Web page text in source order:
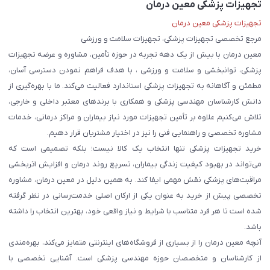
تجهیزات پزشکی معین درمان
تجهیزات پزشکی معین درمان
مرجع تخصصی تجهیزات پزشکی، تجهیزات سلامت و ورزشی
معین درمان با بیش از یک دهه تجربه در حوزه تأمین، مشاوره و عرضه تجهیزات
پزشکی، توانبخشی و سلامت و ورزشی ، با هدف فراهم نمودن دسترسی آسان،
مطمئن و آگاهانه به تجهیزات پزشکی استاندارد فعالیت می‌کند. ما با بهره‌گیری از
دانش کارشناسان مهندسی پزشکی و همکاری با برندهای معتبر داخلی و خارجی،
تلاش می‌کنیم علاوه بر تأمین تجهیزات مورد نیاز بیماران و مراکز درمانی، خدمات
مشاوره تخصصی و راهنمایی فنی را نیز در اختیار مشتریان قرار دهیم.
خرید تجهیزات پزشکی تنها انتخاب یک کالا نیست؛ بلکه تصمیمی است که
می‌تواند در بهبود کیفیت زندگی بیماران، تسریع روند درمان و افزایش اثربخشی
مراقبت‌های پزشکی نقش مهمی ایفا کند. به همین دلیل در معین درمان، مشاوره
تخصصی پیش از خرید به عنوان یکی از ارکان اصلی خدمت‌رسانی در نظر گرفته
شده است تا هر فرد متناسب با شرایط و نیاز واقعی خود، بهترین انتخاب را داشته
باشد.
آنچه معین درمان را از بسیاری از فروشگاه‌های اینترنتی متمایز می‌کند، بهره‌مندی
از کارشناسان و متخصصان حوزه مهندسی پزشکی است. آشنایی تخصصی با